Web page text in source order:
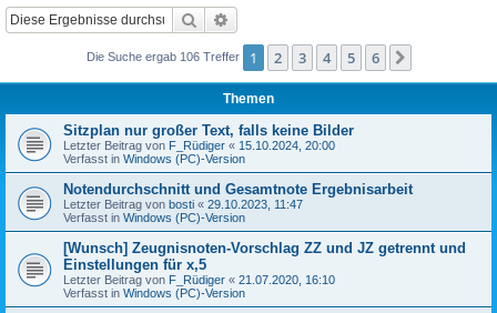
Suche
Die Suche ergab 106 Treffer 1 2 3 4 5 6
Themen
Sitzplan nur großer Text, falls keine Bilder
Letzter Beitrag von F_Rüdiger « 15.10.2024, 20:00
Verfasst in Windows (PC)-Version
Notendurchschnitt und Gesamtnote Ergebnisarbeit
Letzter Beitrag von bosti « 29.10.2023, 11:47
Verfasst in Windows (PC)-Version
[Wunsch] Zeugnisnoten-Vorschlag ZZ und JZ getrennt und
Einstellungen für x,5
Letzter Beitrag von F_Rüdiger « 21.07.2020, 16:10
Verfasst in Windows (PC)-Version